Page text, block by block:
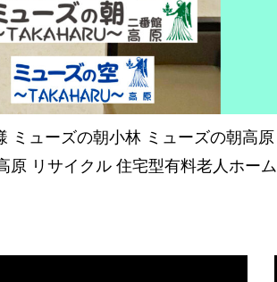
ミューズの朝小林 ミューズの朝高原
原 リサイクル 住宅型有料老人ホーム